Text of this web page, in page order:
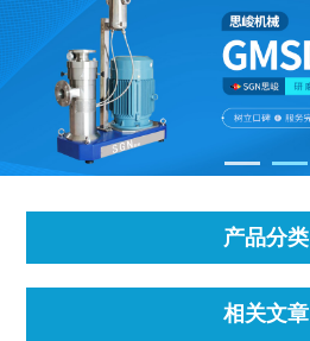
产品分类
相关文章